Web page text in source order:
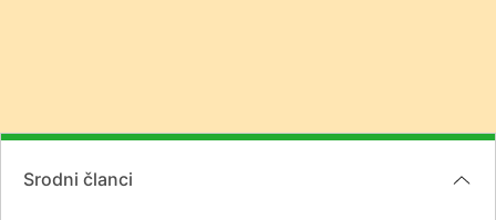
Srodni članci